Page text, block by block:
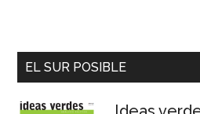
EL SUR POSIBLE